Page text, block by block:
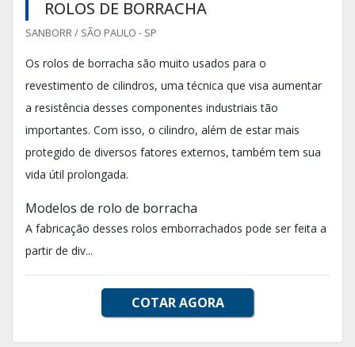
ROLOS DE BORRACHA
SANBORR / SÃO PAULO - SP
Os rolos de borracha são muito usados para o
revestimento de cilindros, uma técnica que visa aumentar
a resistência desses componentes industriais tão
importantes. Com isso, o cilindro, além de estar mais
protegido de diversos fatores externos, também tem sua
vida útil prolongada.
Modelos de rolo de borracha
A fabricação desses rolos emborrachados pode ser feita a
partir de div...
COTAR AGORA